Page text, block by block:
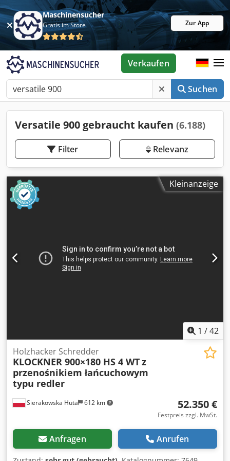
Maschinensucher
Gratis im Store Zur App
Suchen
Verkaufen
Versatile 900 gebraucht kaufen (6.188)
Filter Relevanz
Kleinanzeige
1 /42
Sierakowska Huta 612 km
Holzhacker Schredder
KLOCKNER 900×180 HS 4 WTz
przenośnikiem łańcuchowym
typu redler
52.350 €
Festpreis zzgl. MwSt.
Anfragen Anrufen